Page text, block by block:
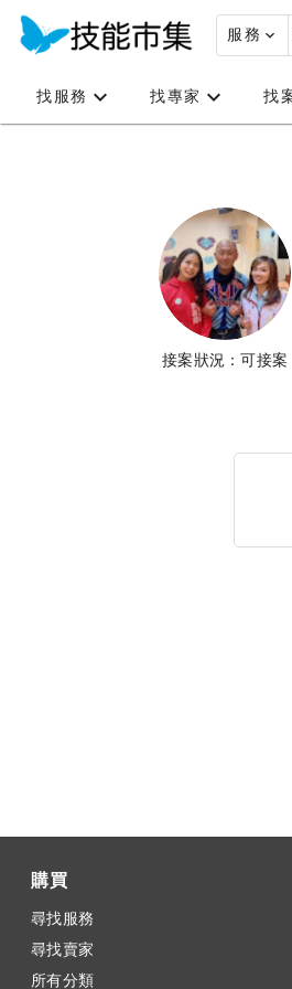
服務
找服務 找專家 找
接案狀況：可接案
購買
尋找服務
尋找賣家
所有分類